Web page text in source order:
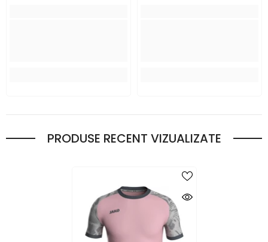
PRODUSE RECENT VIZUALIZATE